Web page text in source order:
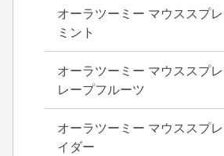
オーラツーミー マウススプ
ミント
オーラツーミー マウススプ
レープフルーツ
オーラツーミー マウススプ
イダー